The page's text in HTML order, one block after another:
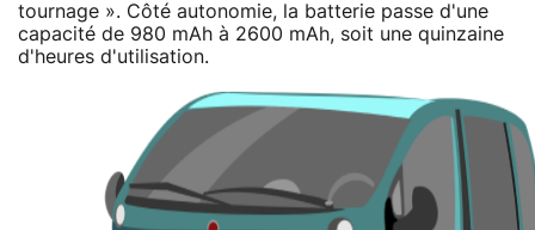
tournage ». Côté autonomie, la batterie passe d'une
capacité de 980 mAh à 2600 mAh, soit une quinzaine
d'heures d'utilisation.